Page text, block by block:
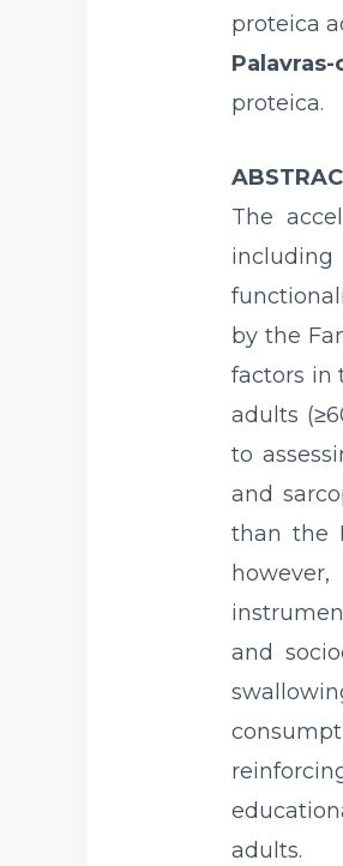
proteica
Palavras-
proteica.
The
by the
factors in
adults
to
and
than the
and
adults.